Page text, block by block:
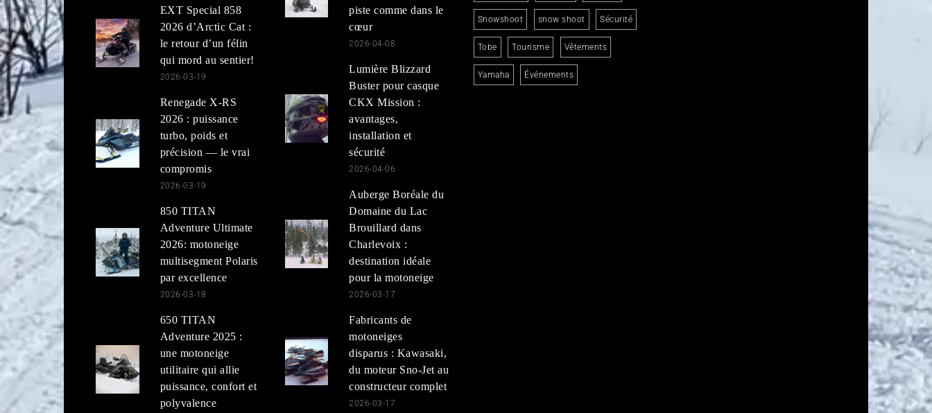
EXT Special 858
2026 d’Arctic Cat :
le retour d’un félin
qui mord au sentier!
2026-03-19
Renegade X-RS
2026 : puissance
turbo, poids et
précision — le vrai
compromis
2026-03-19
850 TITAN
Adventure Ultimate
2026: motoneige
multisegment Polaris
par excellence
2026-03-18
650 TITAN
Adventure 2025 :
une motoneige
utilitaire qui allie
puissance, confort et
polyvalence
piste comme dans le
cœur
2026-04-08
Lumière Blizzard
Buster pour casque
CKX Mission :
avantages,
installation et
sécurité
2026-04-06
Auberge Boréale du
Domaine du Lac
Brouillard dans
Charlevoix :
destination idéale
pour la motoneige
2026-03-17
Fabricants de
motoneiges
disparus : Kawasaki,
du moteur Sno-Jet au
constructeur complet
2026-03-17
Snowshoot snow shoot Sécurité
Tobe Tourisme Vêtements
Yamaha Événements